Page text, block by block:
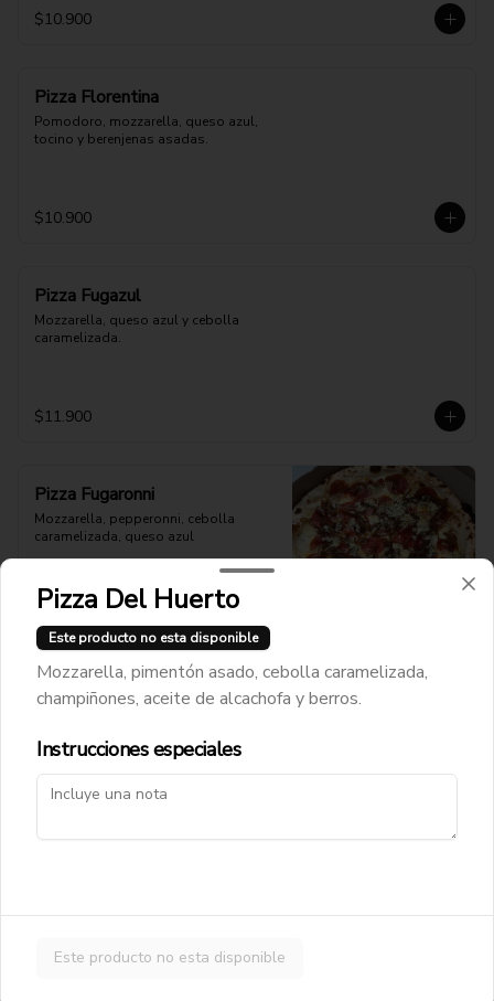
$10.900
Pizza Florentina
Pomodoro, mozzarella, queso azul,
tocino y berenjenas asadas.
$10.900
Pizza Fugazul
Mozzarella, queso azul y cebolla
caramelizada.
$11.900
Pizza Fugaronni
Mozzarella, pepperonni, cebolla
caramelizada, queso azul
$12.900
Pizza Funghi Prosciutto
Mozzarella, champiñones, aceite de
Pizza Del Huerto
Este producto no esta disponible
Mozzarella, pimentón asado, cebolla caramelizada,
champiñones, aceite de alcachofa y berros.
Instrucciones especiales
Este producto no esta disponible